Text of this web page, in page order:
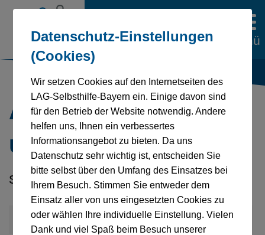
Datenschutz-Einstellungen
(Cookies)
Wir setzen Cookies auf den Internetseiten des
LAG-Selbsthilfe-Bayern ein. Einige davon sind
für den Betrieb der Website notwendig. Andere
helfen uns, Ihnen ein verbessertes
Informationsangebot zu bieten. Da uns
Datenschutz sehr wichtig ist, entscheiden Sie
bitte selbst über den Umfang des Einsatzes bei
Ihrem Besuch. Stimmen Sie entweder dem
Einsatz aller von uns eingesetzten Cookies zu
oder wählen Ihre individuelle Einstellung. Vielen
Dank und viel Spaß beim Besuch unserer
Menü
Aktuelles von
unseren Mitgliedern
Seite 1 von 1
Alle Artikel